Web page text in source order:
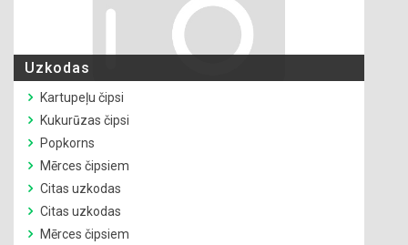
Uzkodas
Kartupeļu čipsi
Kukurūzas čipsi
Popkorns
Mērces čipsiem
Citas uzkodas
Citas uzkodas
Mērces čipsiem